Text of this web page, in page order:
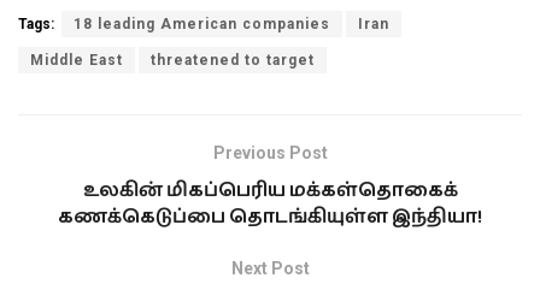
Tags: 18 leading American companies Iran
Middle East threatened to target
Previous Post
உலகின் மிகப்பெரிய மக்கள்தொகைக்
கணக்கெடுப்பை தொடங்கியுள்ள இந்தியா!
Next Post